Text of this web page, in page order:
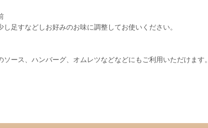
足すなどしお好みのお味に調整してお使いください。
ース、ハンバーグ、オムレツなどなどにもご利用いただけます。